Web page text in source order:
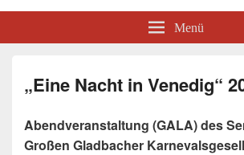
Menü
„Eine Nacht in Venedig“
Abendveranstaltung (GALA) des
Großen Gladbacher